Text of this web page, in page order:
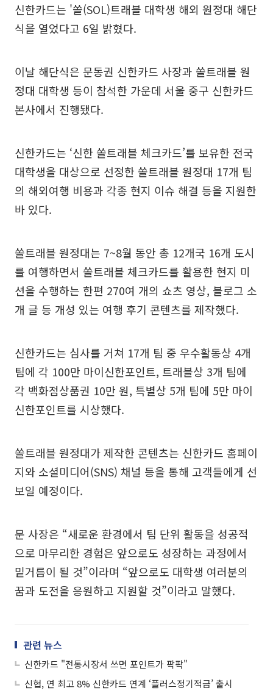
신한카드는 '쏠(SOL)트래블 대학생 해외 원정대 해단
식을 열었다고 6일 밝혔다.
이날 해단식은 문동권 신한카드 사장과 쏠트래블 원
정대 대학생 등이 참석한 가운데 서울 중구 신한카드
본사에서 진행됐다.
신한카드는 ‘신한 쏠트래블 체크카드’를 보유한 전국
대학생을 대상으로 선정한 쏠트래블 원정대 17개 팀
의 해외여행 비용과 각종 현지 이슈 해결 등을 지원한
바 있다.
쏠트래블 원정대는 7~8월 동안 총 12개국 16개 도시
를 여행하면서 쏠트래블 체크카드를 활용한 현지 미
션을 수행하는 한편 270여 개의 쇼츠 영상, 블로그 소
개 글 등 개성 있는 여행 후기 콘텐츠를 제작했다.
신한카드는 심사를 거쳐 17개 팀 중 우수활동상 4개
팀에 각 100만 마이신한포인트, 트래블상 3개 팀에
각 백화점상품권 10만 원, 특별상 5개 팀에 5만 마이
신한포인트를 시상했다.
쏠트래블 원정대가 제작한 콘텐츠는 신한카드 홈페이
지와 소셜미디어(SNS) 채널 등을 통해 고객들에게 선
보일 예정이다.
문 사장은 “새로운 환경에서 팀 단위 활동을 성공적
으로 마무리한 경험은 앞으로도 성장하는 과정에서
밑거름이 될 것”이라며 “앞으로도 대학생 여러분의
꿈과 도전을 응원하고 지원할 것”이라고 말했다.
관련 뉴스
신한카드 "전통시장서 쓰면 포인트가 팍팍"
신협, 연 최고 8% 신한카드 연계 ‘플러스정기적금’ 출시